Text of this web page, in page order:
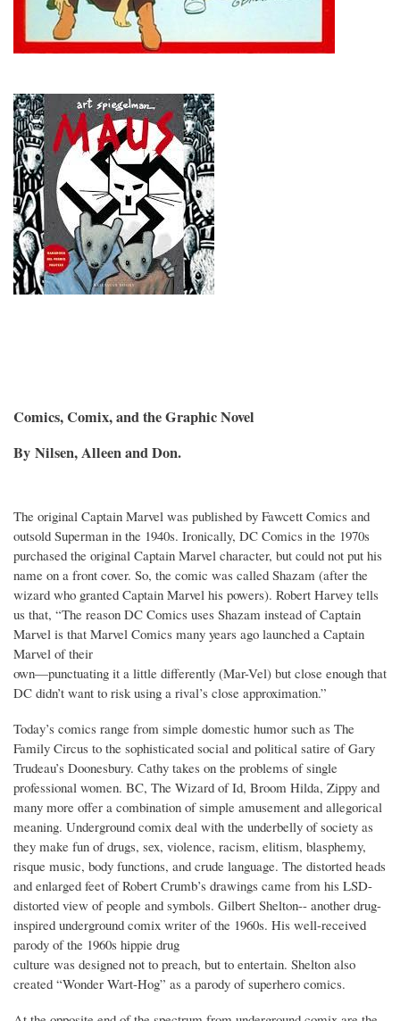
Imagen
Comics, Comix, and the Graphic Novel
By Nilsen, Alleen and Don.
The original Captain Marvel was published by Fawcett Comics and
outsold Superman in the 1940s. Ironically, DC Comics in the 1970s
purchased the original Captain Marvel character, but could not put his
name on a front cover. So, the comic was called Shazam (after the
wizard who granted Captain Marvel his powers). Robert Harvey tells
us that, “The reason DC Comics uses Shazam instead of Captain
Marvel is that Marvel Comics many years ago launched a Captain
Marvel of their
own—punctuating it a little differently (Mar-Vel) but close enough that
DC didn’t want to risk using a rival’s close approximation.”
Today’s comics range from simple domestic humor such as The
Family Circus to the sophisticated social and political satire of Gary
Trudeau’s Doonesbury. Cathy takes on the problems of single
professional women. BC, The Wizard of Id, Broom Hilda, Zippy and
many more offer a combination of simple amusement and allegorical
meaning. Underground comix deal with the underbelly of society as
they make fun of drugs, sex, violence, racism, elitism, blasphemy,
risque music, body functions, and crude language. The distorted heads
and enlarged feet of Robert Crumb’s drawings came from his LSD-
distorted view of people and symbols. Gilbert Shelton-- another drug-
inspired underground comix writer of the 1960s. His well-received
parody of the 1960s hippie drug
culture was designed not to preach, but to entertain. Shelton also
created “Wonder Wart-Hog” as a parody of superhero comics.